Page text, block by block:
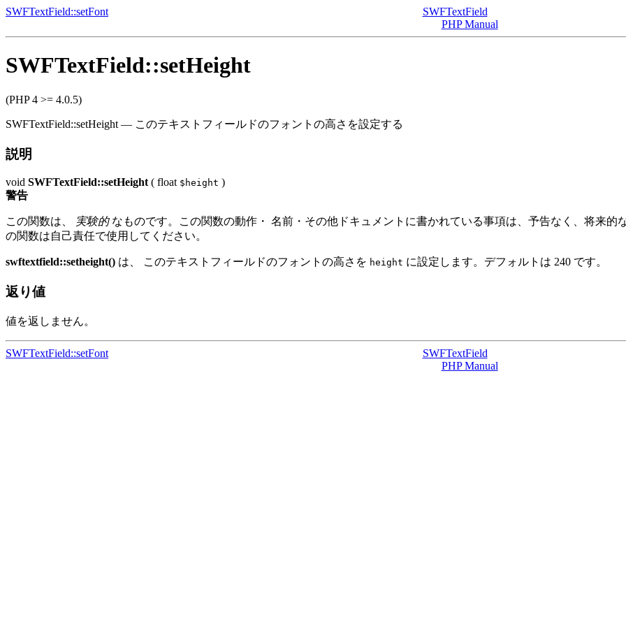
SWFTextField::setFont
SWFTextField
PHP Manual
SWFTextField::setHeight
(PHP 4 >= 4.0.5)
SWFTextField::setHeight — このテキストフィールドのフォントの高さを設定する
説明
void SWFTextField::setHeight ( float $height )
警告
この関数は、 実験的なものです。この関数の動作・ 名前・その他ドキュメントに書かれている事項は、予告なく、将来的
の関数は自己責任で使用してください。
swftextfield::setheight() は、 このテキストフィールドのフォントの高さを height に設定します。デフォルトは 240 です。
返り値
値を返しません。
SWFTextField::setFont
SWFTextField
PHP Manual